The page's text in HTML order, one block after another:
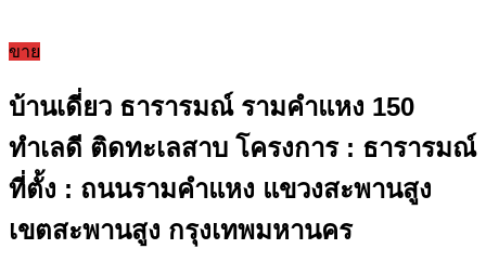
ขาย
บ้านเดี่ยว ธารารมณ์ รามคำแหง 150
ทำเลดี ติดทะเลสาบ โครงการ : ธารารมณ์
ที่ตั้ง : ถนนรามคำแหง แขวงสะพานสูง
เขตสะพานสูง กรุงเทพมหานคร